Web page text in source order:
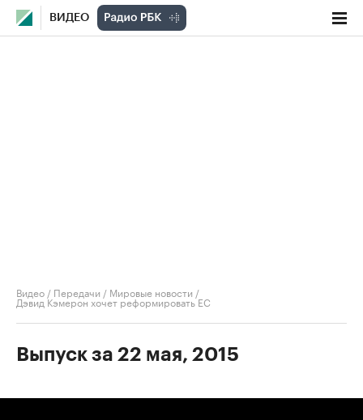
ВИДЕО
Видео / Передачи / Мировые новости /
Дэвид Кэмерон хочет реформировать ЕС
Выпуск за 22 мая, 2015